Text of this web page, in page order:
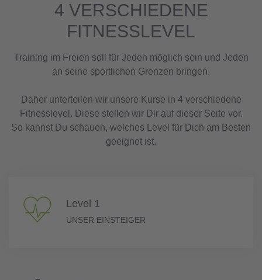
4 VERSCHIEDENE
FITNESSLEVEL
Training im Freien soll für Jeden möglich sein und Jeden
an seine sportlichen Grenzen bringen.
Daher unterteilen wir unsere Kurse in 4 verschiedene
Fitnesslevel. Diese stellen wir Dir auf dieser Seite vor.
So kannst Du schauen, welches Level für Dich am Besten
geeignet ist.
Level 1
UNSER EINSTEIGER